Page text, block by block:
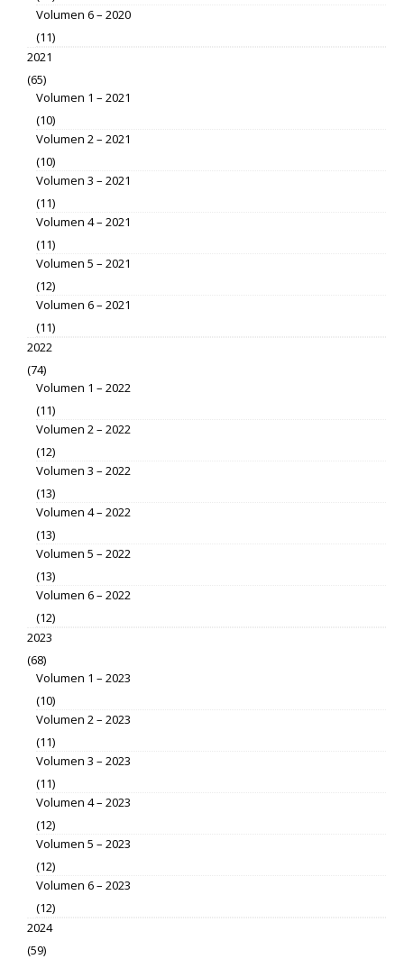
Volumen 6 – 2020
(11)
2021
(65)
Volumen 1 – 2021
(10)
Volumen 2 – 2021
(10)
Volumen 3 – 2021
(11)
Volumen 4 – 2021
(11)
Volumen 5 – 2021
(12)
Volumen 6 – 2021
(11)
2022
(74)
Volumen 1 – 2022
(11)
Volumen 2 – 2022
(12)
Volumen 3 – 2022
(13)
Volumen 4 – 2022
(13)
Volumen 5 – 2022
(13)
Volumen 6 – 2022
(12)
2023
(68)
Volumen 1 – 2023
(10)
Volumen 2 – 2023
(11)
Volumen 3 – 2023
(11)
Volumen 4 – 2023
(12)
Volumen 5 – 2023
(12)
Volumen 6 – 2023
(12)
2024
(59)